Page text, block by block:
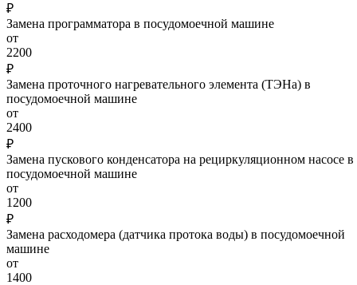
₽
Замена программатора в посудомоечной машине
от
2200
₽
Замена проточного нагревательного элемента (ТЭНа) в
посудомоечной машине
от
2400
₽
Замена пускового конденсатора на рециркуляционном насосе в
посудомоечной машине
от
1200
₽
Замена расходомера (датчика протока воды) в посудомоечной
машине
от
1400